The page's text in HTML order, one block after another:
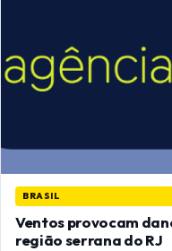
BRASIL
Ventos provocam
região serrana do RJ